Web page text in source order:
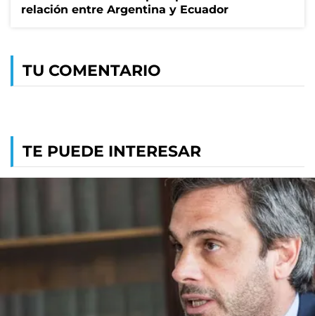
relación entre Argentina y Ecuador
TU COMENTARIO
TE PUEDE INTERESAR